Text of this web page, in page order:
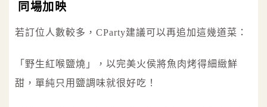
同場加映
若訂位人數較多，CParty建議可以再追加這幾道菜：
「野生紅喉鹽燒」，以完美火侯將魚肉烤得細緻鮮
甜，單純只用鹽調味就很好吃！